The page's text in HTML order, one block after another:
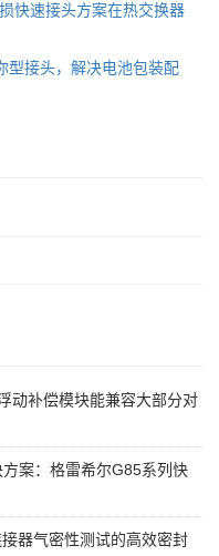
快速接头方案在热交换器
型接头，解决电池包装配
动补偿模块能兼容大部分对
案：格雷希尔G85系列快
器气密性测试的高效密封